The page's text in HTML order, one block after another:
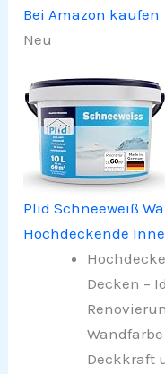
Bei Amazon kaufen
Neu
Plid Schneeweiß
Hochdeckende
Decken –
Deckkraft